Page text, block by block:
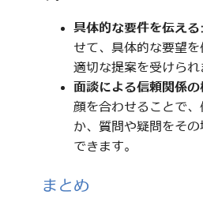
具体的な要件を伝える
せて、具体的な要望
適切な提案を受けられ
面談による信頼関係の
顔を合わせることで
か、質問や疑問をそ
できます。
まとめ